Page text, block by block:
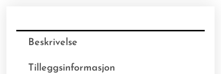
Beskrivelse
Tilleggsinformasjon